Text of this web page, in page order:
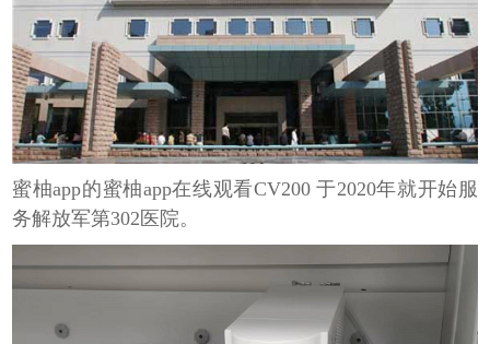
蜜柚app的蜜柚app在线观看CV200 于2020年就开始服
务解放军第302医院。